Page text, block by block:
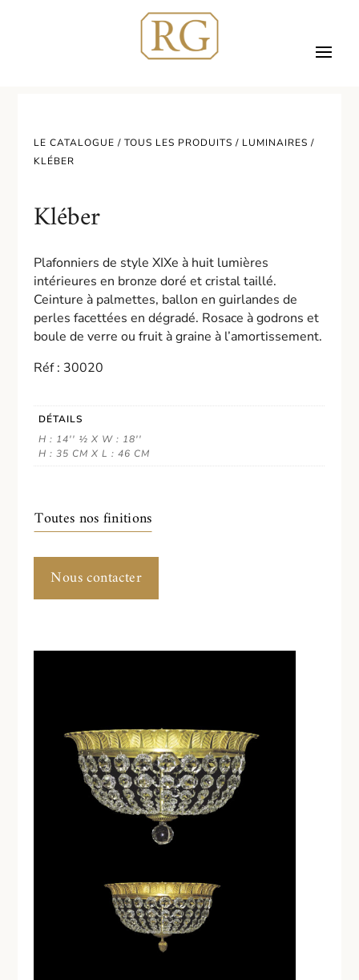
LE CATALOGUE /TOUS LES PRODUITS / LUMINAIRES /
KLÉBER
Kléber
Plafonniers de style XIXe à huit lumières
intérieures en bronze doré et cristal taillé.
Ceinture à palmettes, ballon en guirlandes de
perles facettées en dégradé. Rosace à godrons et
boule de verre ou fruit à graine à l’amortissement.
Réf : 30020
DÉTAILS
H : 14'' ½ X W : 18''
H : 35 CM X L : 46 CM
Toutes nos finitions
Nous contacter